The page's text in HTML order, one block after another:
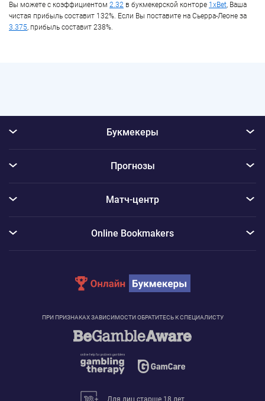
Вы можете с коэффициентом 2.32 в букмекерской конторе 1xBet, Ваша
чистая прибыль составит 132%. Если Вы поставите на Сьерра-Леоне за
3.375, прибыль составит 238%.
ПРИ ПРИЗНАКАХ ЗАВИСИМОСТИ ОБРАТИТЕСЬ К СПЕЦИАЛИСТУ
Букмекеры
Прогнозы
Матч-центр
Online Bookmakers